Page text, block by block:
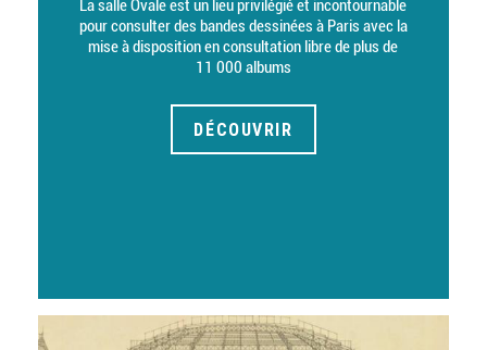
La salle Ovale est un lieu privilégié et incontournable
pour consulter des bandes dessinées à Paris avec la
mise à disposition en consultation libre de plus de
11 000 albums
DÉCOUVRIR